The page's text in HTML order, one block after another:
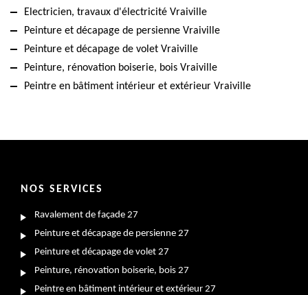
Electricien, travaux d'électricité Vraiville
Peinture et décapage de persienne Vraiville
Peinture et décapage de volet Vraiville
Peinture, rénovation boiserie, bois Vraiville
Peintre en bâtiment intérieur et extérieur Vraiville
NOS SERVICES
Ravalement de façade 27
Peinture et décapage de persienne 27
Peinture et décapage de volet 27
Peinture, rénovation boiserie, bois 27
Peintre en bâtiment intérieur et extérieur 27